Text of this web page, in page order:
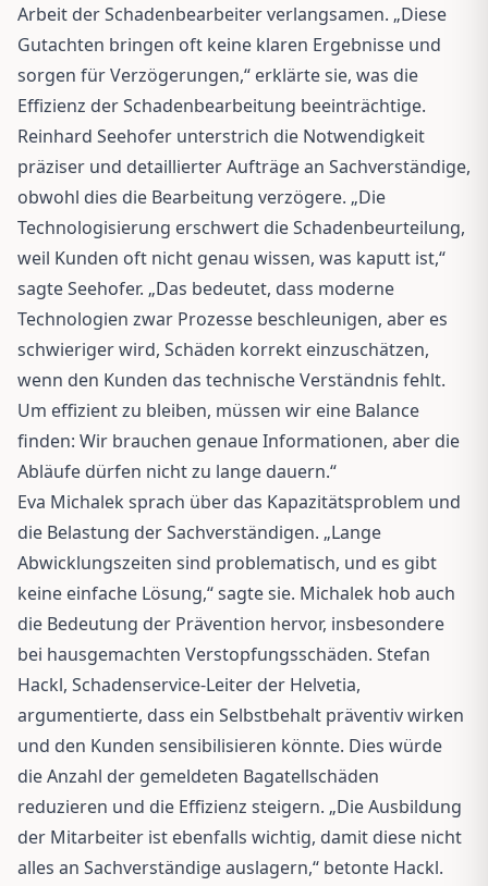
Arbeit der Schadenbearbeiter verlangsamen. „Diese
Gutachten bringen oft keine klaren Ergebnisse und
sorgen für Verzögerungen,“ erklärte sie, was die
Effizienz der Schadenbearbeitung beeinträchtige.
Reinhard Seehofer unterstrich die Notwendigkeit
präziser und detaillierter Aufträge an Sachverständige,
obwohl dies die Bearbeitung verzögere. „Die
Technologisierung erschwert die Schadenbeurteilung,
weil Kunden oft nicht genau wissen, was kaputt ist,“
sagte Seehofer. „Das bedeutet, dass moderne
Technologien zwar Prozesse beschleunigen, aber es
schwieriger wird, Schäden korrekt einzuschätzen,
wenn den Kunden das technische Verständnis fehlt.
Um effizient zu bleiben, müssen wir eine Balance
finden: Wir brauchen genaue Informationen, aber die
Abläufe dürfen nicht zu lange dauern.“
Eva Michalek sprach über das Kapazitätsproblem und
die Belastung der Sachverständigen. „Lange
Abwicklungszeiten sind problematisch, und es gibt
keine einfache Lösung,“ sagte sie. Michalek hob auch
die Bedeutung der Prävention hervor, insbesondere
bei hausgemachten Verstopfungsschäden. Stefan
Hackl, Schadenservice-Leiter der Helvetia,
argumentierte, dass ein Selbstbehalt präventiv wirken
und den Kunden sensibilisieren könnte. Dies würde
die Anzahl der gemeldeten Bagatellschäden
reduzieren und die Effizienz steigern. „Die Ausbildung
der Mitarbeiter ist ebenfalls wichtig, damit diese nicht
alles an Sachverständige auslagern,“ betonte Hackl.